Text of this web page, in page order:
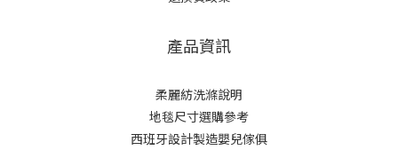
產品資訊
柔麗紡洗滌說明
地毯尺寸選購參考
西班牙設計製造嬰兒傢俱